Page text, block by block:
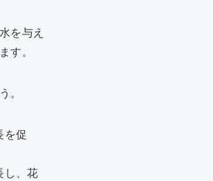
を与え
す。
。
を促
し、花